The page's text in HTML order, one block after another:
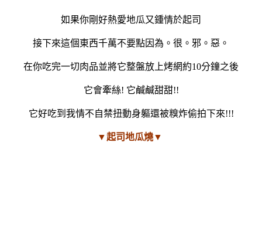
如果你剛好熱愛地瓜又鍾情於起司
接下來這個東西千萬不要點因為。很。邪。惡。
在你吃完一切肉品並將它整盤放上烤網約10分鐘之後
它會牽絲! 它鹹鹹甜甜!!
它好吃到我情不自禁扭動身軀還被糗炸偷拍下來!!!
▼起司地瓜燒▼